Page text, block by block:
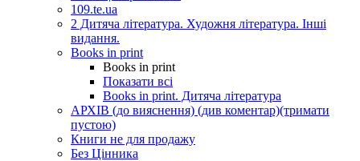
109.te.ua
2 Дитяча література. Художня література. Інші
видання.
Books in print
Books in print
Показати всі
Books in print. Дитяча література
АРХІВ (до вияснення) (див коментар)(тримати
пустою)
Книги не для продажу
Без Цінника